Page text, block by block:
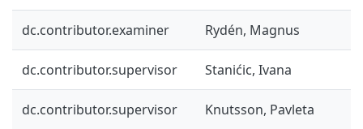
dc.contributor.examiner Rydén, Magnus
dc.contributor.supervisor Stanićic, Ivana
dc.contributor.supervisor Knutsson, Pavleta